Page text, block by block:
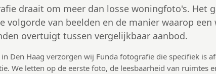
draait om meer dan losse woningfoto's. Het
volgorde van beelden en de manier waarop een
overtuigt tussen vergelijkbaar aanbod.
Den Haag verzorgen wij Funda fotografie die specifiek is
We letten op de eerste foto, de leesbaarheid van ruimtes